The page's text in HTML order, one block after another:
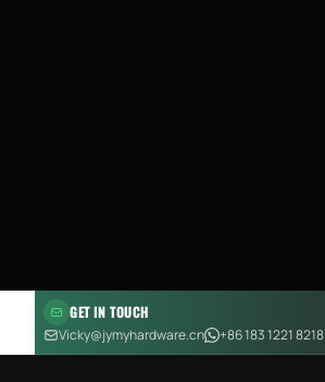
GET IN TOUCH
Vicky@jymyhardware.cn
+86 183 1221 8218